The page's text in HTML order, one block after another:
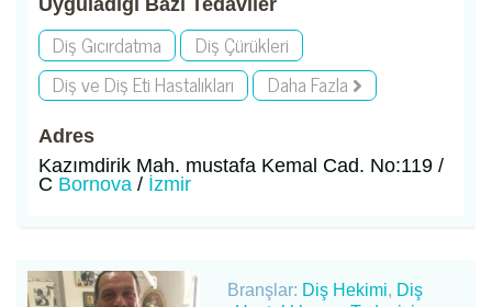
Uyguladığı Bazı Tedaviler
Diş Gıcırdatma
Diş Çürükleri
Diş ve Diş Eti Hastalıkları
Daha Fazla
Adres
Kazımdirik Mah. mustafa Kemal Cad. No:119 /
C Bornova / İzmir
Branşlar: Diş Hekimi, Diş